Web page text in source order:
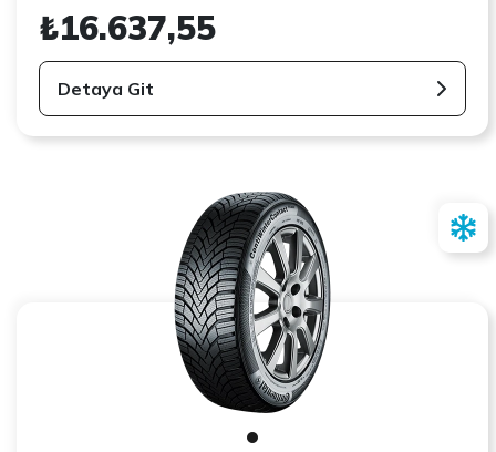
₺16.637,55
Detaya Git